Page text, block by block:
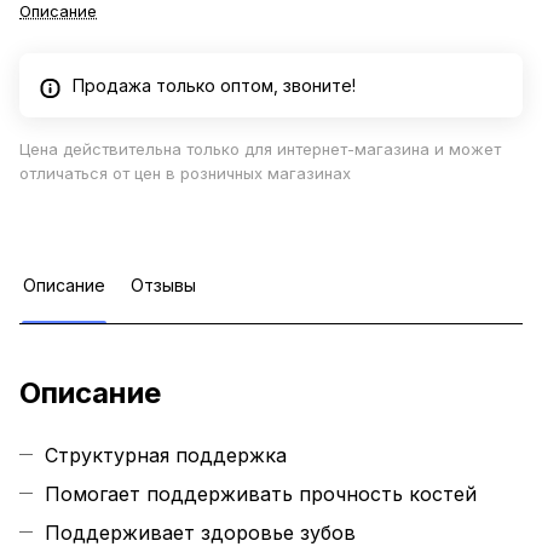
Описание
Продажа только оптом, звоните!
Цена действительна только для интернет-магазина и может
отличаться от цен в розничных магазинах
Описание Отзывы
Описание
Структурная поддержка
Помогает поддерживать прочность костей
Поддерживает здоровье зубов